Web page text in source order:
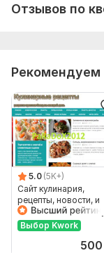
Отзывов по
Рекомендуем
5.0 (5K+)
Сайт кулинария,
рецепты, новости, и
700 новостей +
Выбор Kwork
500